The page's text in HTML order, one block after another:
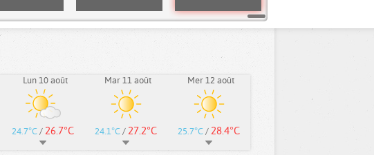
Lun 10 août
24.7°C / 26.7°C
Mar 11 août
24.1°C / 27.2°C
Mer 12 août
25.7°C / 28.4°C